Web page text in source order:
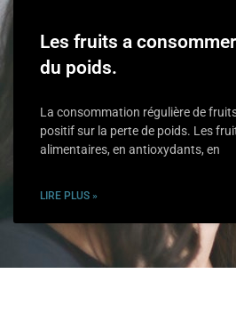
Les fruits a
du poids.
La consommation régulière de
positif sur la perte de poids. Les
alimentaires, en antioxydants, en
LIRE PLUS »